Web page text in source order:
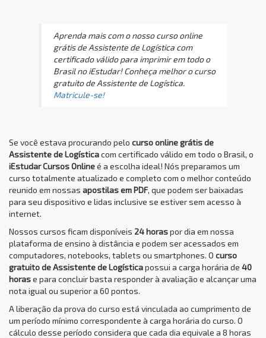
Aprenda mais com o nosso curso online
grátis de Assistente de Logística com
certificado válido para imprimir em todo o
Brasil no iEstudar! Conheça melhor o curso
gratuito de Assistente de Logística.
Matricule-se!
Se você estava procurando pelo curso online grátis de
Assistente de Logísticacom certificado válido em todo o Brasil, o
iEstudar Cursos Onlineé a escolha ideal! Nós preparamos um
curso totalmente atualizado e completo com o melhor conteúdo
reunido em nossas apostilas em PDF, que podem ser baixadas
para seu dispositivo e lidas inclusive se estiver sem acesso à
internet.
Nossos cursos ficam disponíveis 24 horaspor dia em nossa
plataforma de ensino à distância e podem ser acessados em
computadores, notebooks, tablets ou smartphones. O curso
gratuito de Assistente de Logísticapossui a carga horária de 40
horase para concluir basta responder à avaliação e alcançar uma
nota igual ou superior a 60 pontos.
A liberação da prova do curso está vinculada ao cumprimento de
um período mínimo correspondente à carga horária do curso. O
cálculo desse período considera que cada dia equivale a 8 horas